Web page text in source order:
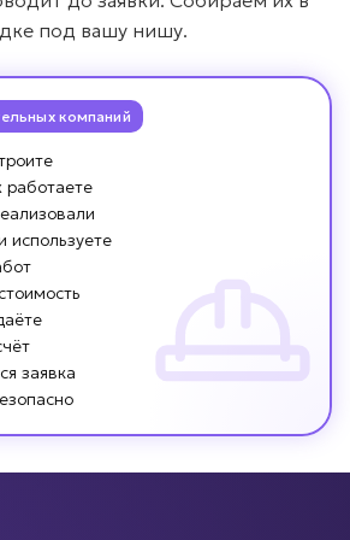
под вашу нишу.
компаний
работаете
используете
заявка